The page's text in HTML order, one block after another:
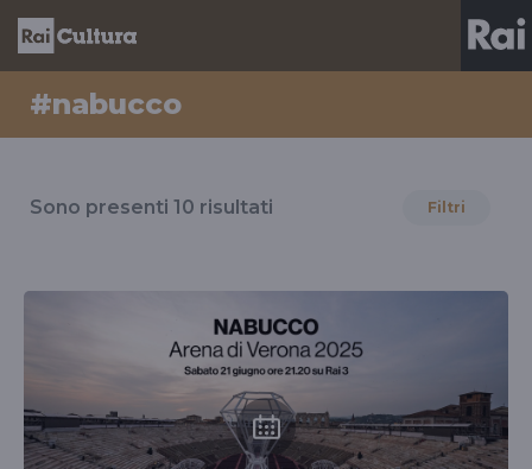
#nabucco
il
#nabucco
Sono presenti 10 risultati Filtri